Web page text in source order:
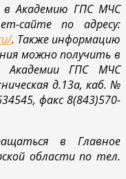
в Академию ГПС МЧС
сайте по адресу:
. Также информацию
можно получить в
Академии ГПС МЧС
д.13а, каб. №
факс 8(843)570-
в Главное
области по тел.